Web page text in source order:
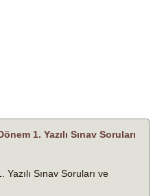
1. Yazılı Sınav Soruları
Sınav Soruları ve